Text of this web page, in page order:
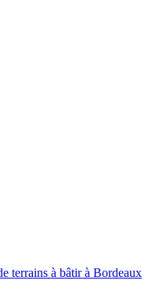
terrains à bâtir à Bordeaux